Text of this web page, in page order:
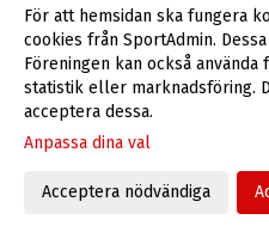
Påsklovscamp v.13
Veckan krönika signerad Christer
Förlust i andra matchen Svenska
Inför Svenska Cupen - IFK Göteborg
Imorgon ny chans med 50/50
Veckans krönika signerad Christer
För att hemsidan ska fungera
cookies från SportAdmin.
Föreningen kan också
statistik eller marknadsföring.
acceptera dessa.
Anpassa dina val
Acceptera nödvändiga